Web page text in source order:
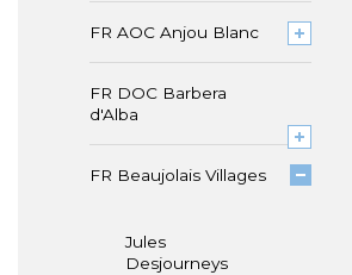
FR AOC Anjou Blanc
FR DOC Barbera
d'Alba
FR Beaujolais Villages
Jules
Desjourneys